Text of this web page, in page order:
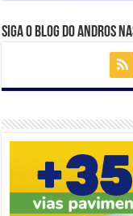
Siga o Blog do Andros